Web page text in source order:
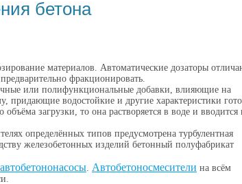
бетона
материалов. Автоматические дозаторы
фракционировать.
или полифункциональные добавки, влияющие на
придающие водостойкие и другие характеристики
загрузки, то она растворяется в воде и вводится
определённых типов предусмотрена турбулентная
железобетонных изделий бетонный полуфабрикат
автобетононасосы. Автобетоносмесители на всём